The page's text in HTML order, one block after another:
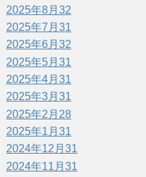
2025年8月 32
2025年7月 31
2025年6月 32
2025年5月 31
2025年4月 31
2025年3月 31
2025年2月 28
2025年1月 31
2024年12月 31
2024年11月 31